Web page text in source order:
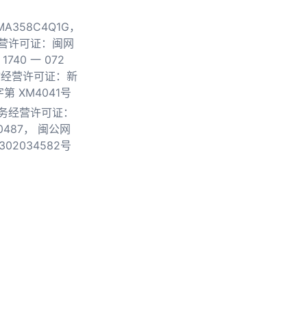
，
许可证：闽网
一 072
营许可证：新
第 XM4041号
经营许可证：
，
闽公网
号